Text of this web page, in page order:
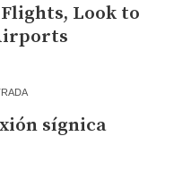
Flights, Look to
sígnica